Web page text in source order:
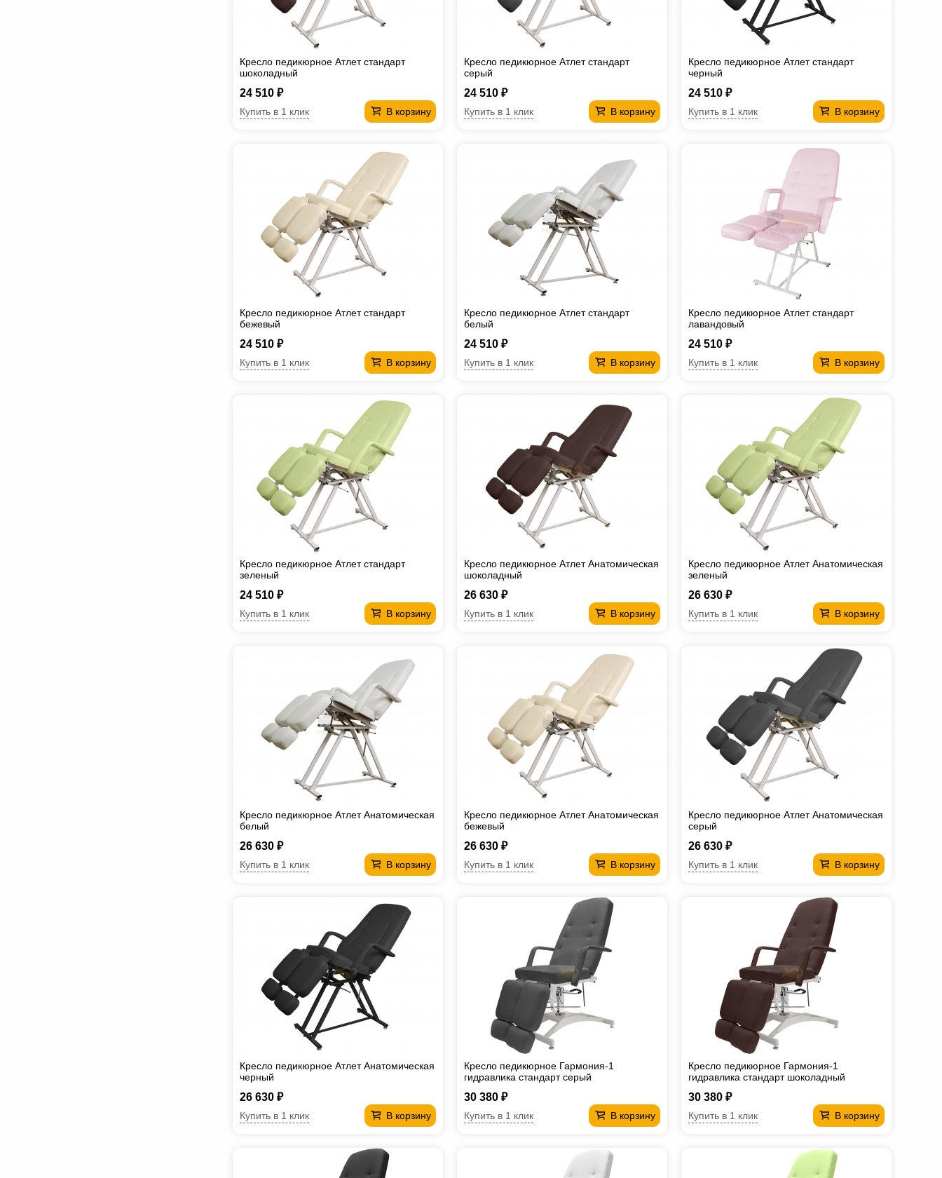
Кресло педикюрное Атлет стандарт
шоколадный
24 510 ₽
В корзину
Купить в 1 клик
Кресло педикюрное Атлет стандарт
серый
24 510 ₽
В корзину
Купить в 1 клик
Кресло педикюрное Атлет стандарт
черный
24 510 ₽
В корзину
Купить в 1 клик
Кресло педикюрное Атлет стандарт
бежевый
24 510 ₽
В корзину
Купить в 1 клик
Кресло педикюрное Атлет стандарт
белый
24 510 ₽
В корзину
Купить в 1 клик
Кресло педикюрное Атлет стандарт
лавандовый
24 510 ₽
В корзину
Купить в 1 клик
Кресло педикюрное Атлет стандарт
зеленый
24 510 ₽
В корзину
Купить в 1 клик
Кресло педикюрное Атлет Анатомическая
шоколадный
26 630 ₽
В корзину
Купить в 1 клик
Кресло педикюрное Атлет Анатомическая
зеленый
26 630 ₽
В корзину
Купить в 1 клик
Кресло педикюрное Атлет Анатомическая
белый
26 630 ₽
В корзину
Купить в 1 клик
Кресло педикюрное Атлет Анатомическая
бежевый
26 630 ₽
В корзину
Купить в 1 клик
Кресло педикюрное Атлет Анатомическая
серый
26 630 ₽
В корзину
Купить в 1 клик
Кресло педикюрное Атлет Анатомическая
черный
26 630 ₽
В корзину
Купить в 1 клик
Кресло педикюрное Гармония-1
гидравлика стандарт серый
30 380 ₽
В корзину
Купить в 1 клик
Кресло педикюрное Гармония-1
гидравлика стандарт шоколадный
30 380 ₽
В корзину
Купить в 1 клик